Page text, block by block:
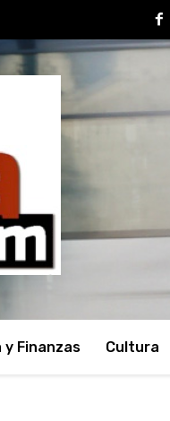
y Finanzas Cultura